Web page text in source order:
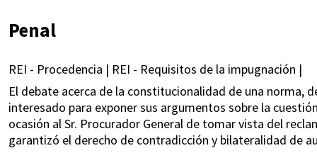
Penal
REI - Procedencia | REI - Requisitos de la impugnación |
El debate acerca de la constitucionalidad de una norma,
interesado para exponer sus argumentos sobre la
ocasión al Sr. Procurador General de tomar vista del
garantizó el derecho de contradicción y bilateralidad de